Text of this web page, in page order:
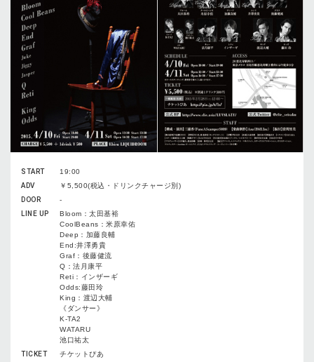
START
19:00
ADV
￥5,500(税込・ドリンクチャージ別)
DOOR
-
LINE UP
Bloom：太田基裕
CoolBeans：米原幸佑
Deep：加藤良輔
End:井澤勇貴
Graf：後藤健流
Q：法月康平
Reti：インザーギ
Odds:藤田玲
King：渡辺大輔
《ダンサー》
K-TA2
WATARU
池口祐太
TICKET
チケットぴあ